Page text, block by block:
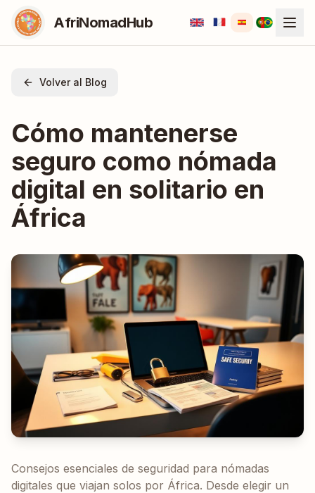
AfriNomadHub
Volver al Blog
Cómo mantenerse
seguro como nómada
digital en solitario en
África
Consejos esenciales de seguridad para nómadas
digitales que viajan solos por África. Desde elegir un